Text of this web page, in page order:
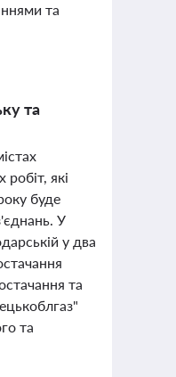
та
та
які
буде
У
у два
та
та